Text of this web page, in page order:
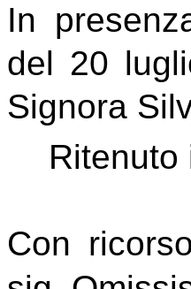
In
del 20
Signora
Ritenuto
Con